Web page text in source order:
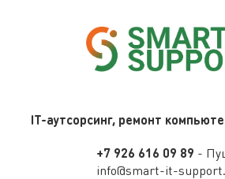
IT-аутсорсинг, ремонт
+7 926 616 09 89 -
info@smart-it-